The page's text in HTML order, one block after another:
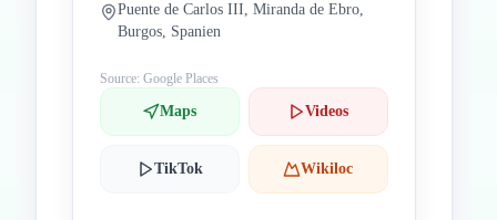
Puente de Carlos III, Miranda de Ebro,
Burgos, Spanien
Source: Google Places
Maps Videos
TikTok Wikiloc